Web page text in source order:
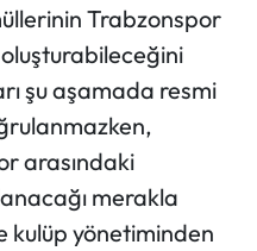
Trabzonspor
oluşturabileceğini
şu aşamada resmi
arasındaki
merakla
kulüp yönetiminden